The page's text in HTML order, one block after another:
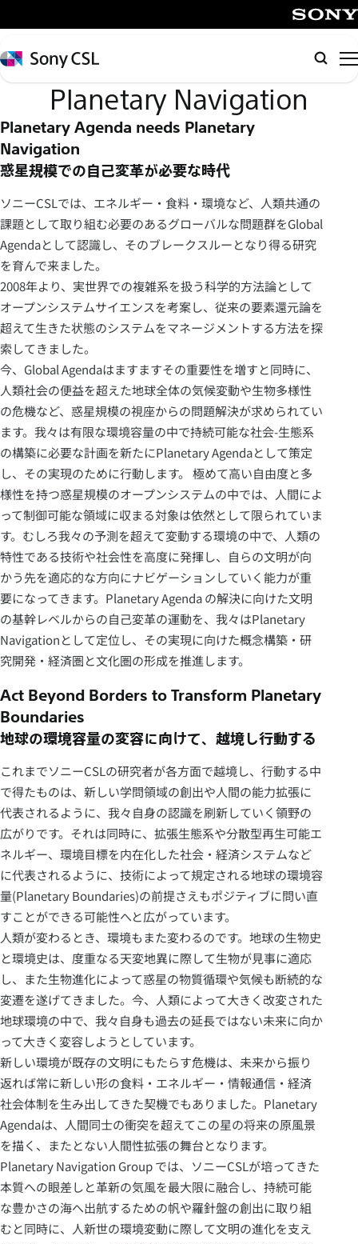
イ
ン
コ
ン
ツ
へ
ス
キ
ッ
プ
Sony
CSL
検
索
Planetary Navigation
Planetary Agenda needs Planetary
Navigation
惑星規模での自己変革が必要な時代
ソニーCSLでは、エネルギー・食料・環境など、人類共通の
課題として取り組む必要のあるグローバルな問題群をGlobal
Agendaとして認識し、そのブレークスルーとなり得る研究
を育んで来ました。
2008年より、実世界での複雑系を扱う科学的方法論として
オープンシステムサイエンスを考案し、従来の要素還元論を
超えて生きた状態のシステムをマネージメントする方法を探
索してきました。
今、Global Agendaはますますその重要性を増すと同時に、
人類社会の便益を超えた地球全体の気候変動や生物多様性
の危機など、惑星規模の視座からの問題解決が求められてい
ます。我々は有限な環境容量の中で持続可能な社会-生態系
の構築に必要な計画を新たにPlanetary Agendaとして策定
し、その実現のために行動します。 極めて高い自由度と多
様性を持つ惑星規模のオープンシステムの中では、人間によ
って制御可能な領域に収まる対象は依然として限られていま
す。むしろ我々の予測を超えて変動する環境の中で、人類の
特性である技術や社会性を高度に発揮し、自らの文明が向
かう先を適応的な方向にナビゲーションしていく能力が重
要になってきます。Planetary Agenda の解決に向けた文明
の基幹レベルからの自己変革の運動を、我々はPlanetary
Navigationとして定位し、その実現に向けた概念構築・研
究開発・経済圏と文化圏の形成を推進します。
Act Beyond Borders to Transform Planetary
Boundaries
地球の環境容量の変容に向けて、越境し行動する
これまでソニーCSLの研究者が各方面で越境し、行動する中
で得たものは、新しい学問領域の創出や人間の能力拡張に
代表されるように、我々自身の認識を刷新していく領野の
広がりです。それは同時に、拡張生態系や分散型再生可能エ
ネルギー、環境目標を内在化した社会・経済システムなど
に代表されるように、技術によって規定される地球の環境容
量(Planetary Boundaries)の前提さえもポジティブに問い直
すことができる可能性へと広がっています。
人類が変わるとき、環境もまた変わるのです。地球の生物史
と環境史は、度重なる天変地異に際して生物が見事に適応
し、また生物進化によって惑星の物質循環や気候も断続的な
変遷を遂げてきました。今、人類によって大きく改変された
地球環境の中で、我々自身も過去の延長ではない未来に向か
って大きく変容しようとしています。
新しい環境が既存の文明にもたらす危機は、未来から振り
返れば常に新しい形の食料・エネルギー・情報通信・経済
社会体制を生み出してきた契機でもありました。Planetary
Agendaは、人間同士の衝突を超えてこの星の将来の原風景
を描く、またとない人間性拡張の舞台となります。
Planetary Navigation Group では、ソニーCSLが培ってきた
本質への眼差しと革新の気風を最大限に融合し、持続可能
な豊かさの海へ出航するための帆や羅針盤の創出に取り組
むと同時に、人新世の環境変動に際して文明の進化を支え